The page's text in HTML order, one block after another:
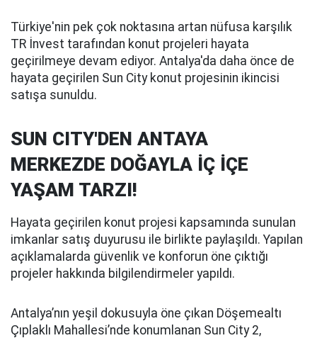
Türkiye'nin pek çok noktasına artan nüfusa karşılık
TR İnvest tarafından konut projeleri hayata
geçirilmeye devam ediyor. Antalya'da daha önce de
hayata geçirilen Sun City konut projesinin ikincisi
satışa sunuldu.
SUN CITY'DEN ANTAYA
MERKEZDE DOĞAYLA İÇ İÇE
YAŞAM TARZI!
Hayata geçirilen konut projesi kapsamında sunulan
imkanlar satış duyurusu ile birlikte paylaşıldı. Yapılan
açıklamalarda güvenlik ve konforun öne çıktığı
projeler hakkında bilgilendirmeler yapıldı.
Antalya’nın yeşil dokusuyla öne çıkan Döşemealtı
Çıplaklı Mahallesi’nde konumlanan Sun City 2,